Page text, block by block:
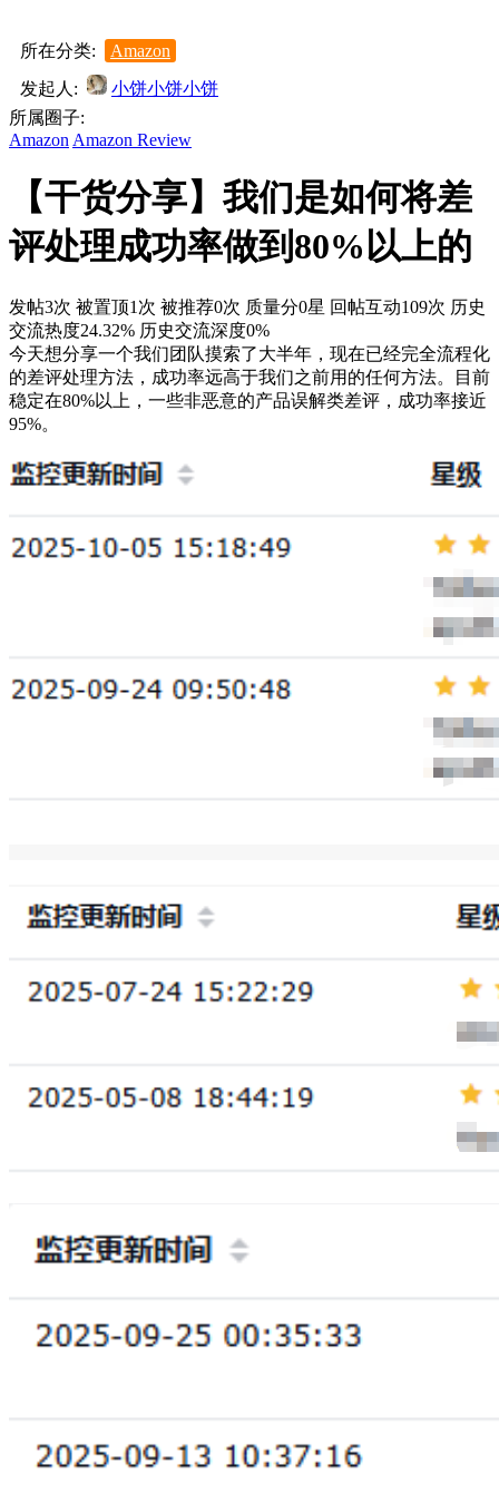
所在分类:
Amazon
发起人:
小饼小饼小饼
所属圈子:
Amazon Amazon Review
【干货分享】我们是如何将差
评处理成功率做到80%以上的
发帖3次 被置顶1次 被推荐0次 质量分0星 回帖互动109次 历史
交流热度24.32% 历史交流深度0%
今天想分享一个我们团队摸索了大半年，现在已经完全流程化
的差评处理方法，成功率远高于我们之前用的任何方法。目前
稳定在80%以上，一些非恶意的产品误解类差评，成功率接近
95%。